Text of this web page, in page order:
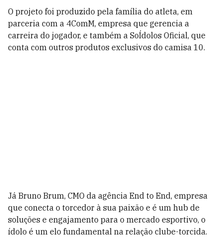
O projeto foi produzido pela família do atleta, em
parceria com a 4ComM, empresa que gerencia a
carreira do jogador, e também a SoÍdolos Oficial, que
conta com outros produtos exclusivos do camisa 10.
Já Bruno Brum, CMO da agência End to End, empresa
que conecta o torcedor à sua paixão e é um hub de
soluções e engajamento para o mercado esportivo, o
ídolo é um elo fundamental na relação clube-torcida.